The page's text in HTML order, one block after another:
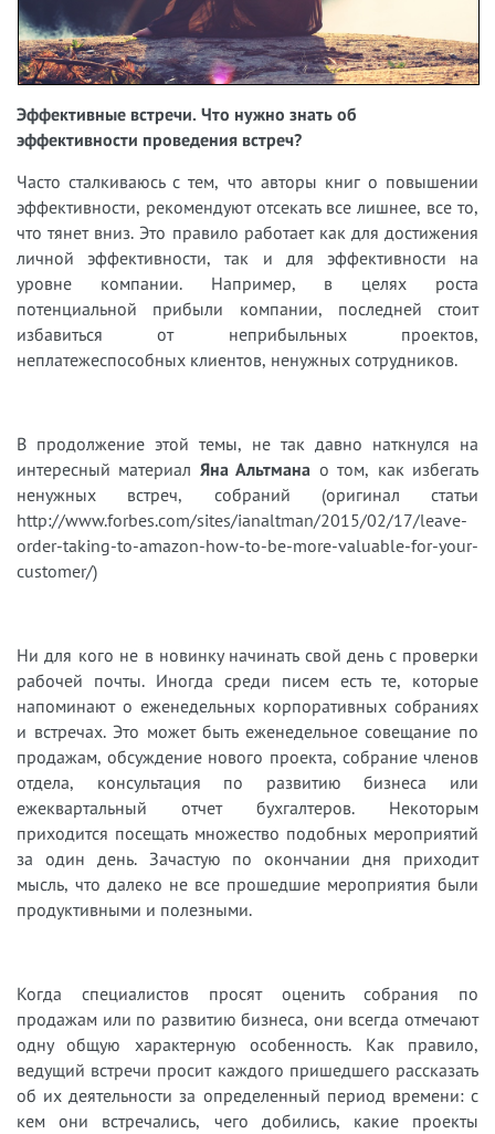
Эффективные встречи. Что нужно знать об
эффективности проведения встреч?
Часто сталкиваюсь с тем, что авторы книг о повышении
эффективности, рекомендуют отсекать все лишнее, все то,
что тянет вниз. Это правило работает как для достижения
личной эффективности, так и для эффективности на
уровне компании. Например, в целях роста
потенциальной прибыли компании, последней стоит
избавиться от неприбыльных проектов,
неплатежеспособных клиентов, ненужных сотрудников.
В продолжение этой темы, не так давно наткнулся на
интересный материал Яна Альтмана о том, как избегать
ненужных встреч, собраний (оригинал статьи
http://www.forbes.com/sites/ianaltman/2015/02/17/leave-
order-taking-to-amazon-how-to-be-more-valuable-for-your-
customer/)
Ни для кого не в новинку начинать свой день с проверки
рабочей почты. Иногда среди писем есть те, которые
напоминают о еженедельных корпоративных собраниях
и встречах. Это может быть еженедельное совещание по
продажам, обсуждение нового проекта, собрание членов
отдела, консультация по развитию бизнеса или
ежеквартальный отчет бухгалтеров. Некоторым
приходится посещать множество подобных мероприятий
за один день. Зачастую по окончании дня приходит
мысль, что далеко не все прошедшие мероприятия были
продуктивными и полезными.
Когда специалистов просят оценить собрания по
продажам или по развитию бизнеса, они всегда отмечают
одну общую характерную особенность. Как правило,
ведущий встречи просит каждого пришедшего рассказать
об их деятельности за определенный период времени: с
кем они встречались, чего добились, какие проекты